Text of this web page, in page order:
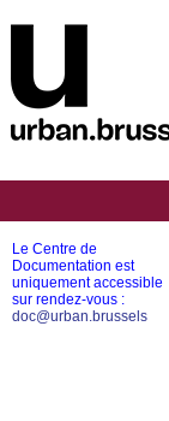
Le Centre de
Documentation est
uniquement accessible
sur rendez-vous :
doc@urban.brussels